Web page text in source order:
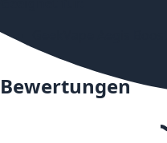
Bewertungen